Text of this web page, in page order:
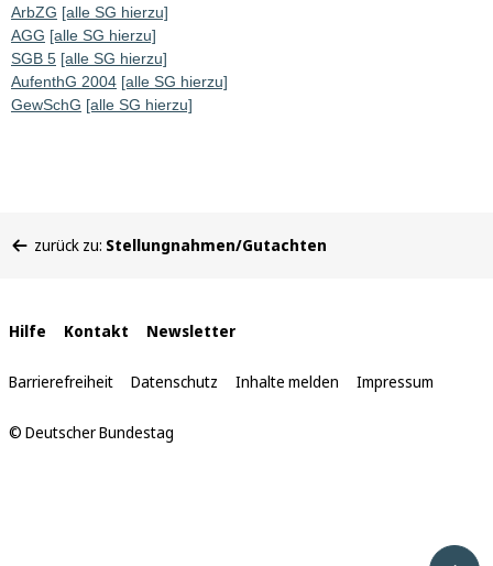
ArbZG [alle SG hierzu]
AGG [alle SG hierzu]
SGB 5 [alle SG hierzu]
AufenthG 2004 [alle SG hierzu]
GewSchG [alle SG hierzu]
befinden
zurück zu: Stellungnahmen/Gutachten
Interne
Links
Hilfe Kontakt Newsletter
Barrierefreiheit Datenschutz Inhalte melden Impressum
© Deutscher Bundestag